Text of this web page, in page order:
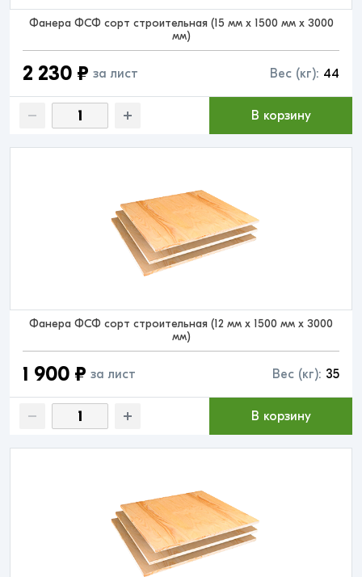
Фанера ФСФ сорт строительная (15 мм x 1500 мм x 3000
мм)
2 230 ₽ за лист Вес (кг): 44
В корзину
Фанера ФСФ сорт строительная (12 мм x 1500 мм x 3000
мм)
1 900 ₽ за лист Вес (кг): 35
В корзину